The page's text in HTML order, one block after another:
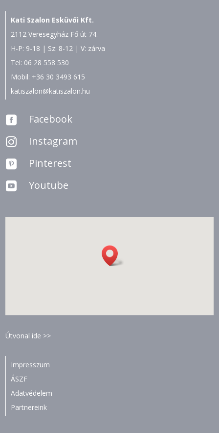
Kati Szalon Esküvői Kft.
2112 Veresegyház Fő út 74.
H-P: 9-18 | Sz: 8-12 | V: zárva
Tel: 06 28 558 530
Mobil: +36 30 3493 615
katiszalon@katiszalon.hu
 Facebook
 Instagram
 Pinterest
 Youtube
Útvonal ide >>
Impresszum
ÁSZF
Adatvédelem
Partnereink